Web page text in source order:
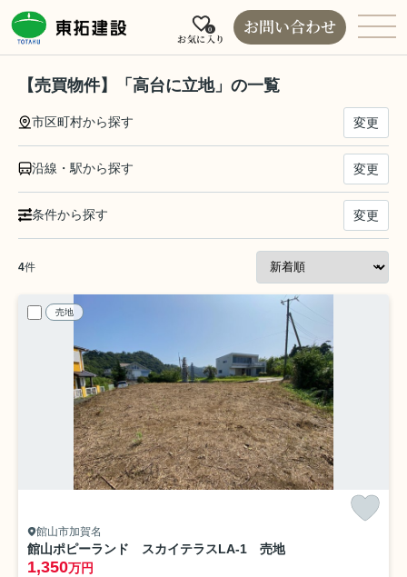
お気に入り
0 お問い合わせ
【売買物件】「高台に立地」の一覧
市区町村から探す 変更
沿線・駅から探す 変更
条件から探す 変更
4件
売地
館山市加賀名
館山ポピーランド スカイテラスLA-1 売地
1,350万円